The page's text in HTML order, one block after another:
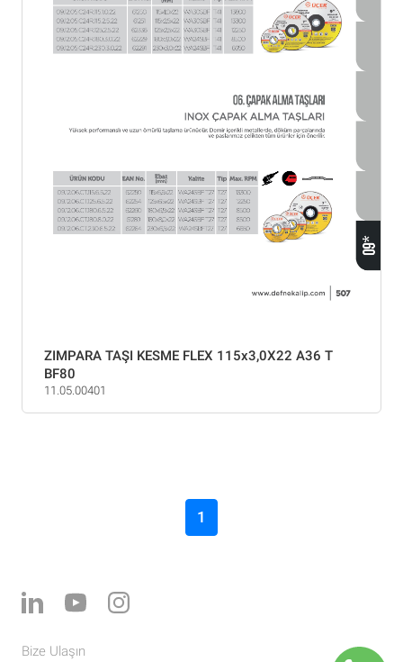
ZIMPARA TAŞI KESME FLEX 115x3,0X22 A36 T
BF80
11.05.00401
1
Bize Ulaşın